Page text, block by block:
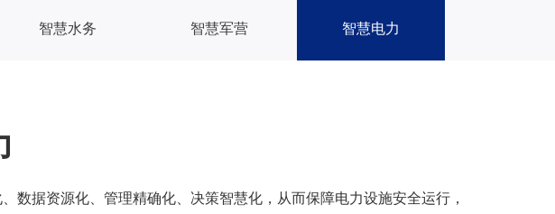
智慧水务 智慧军营 智慧电力
数据资源化、管理精确化、决策智慧化，从而保障电力设施安全运行，